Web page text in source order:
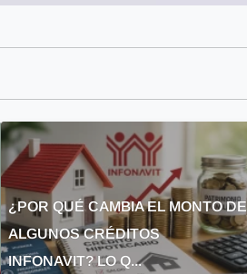
¿POR QUÉ CAMBIA EL MONTO DE
ALGUNOS CRÉDITOS
INFONAVIT? LO Q...